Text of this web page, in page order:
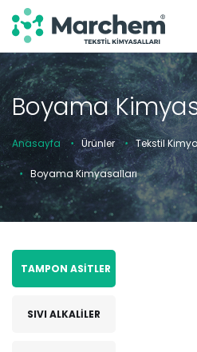
Boyama
Anasayfa Ürünler Tekstil
Boyama Kimyasalları
TAMPON ASİTLER
SIVI ALKALİLER